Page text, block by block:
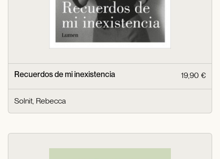
Recuerdos de mi inexistencia 19,90 €
Solnit, Rebecca